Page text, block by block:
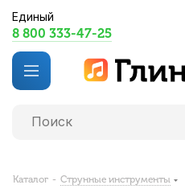
Единый
8 800 333-47-25
Каталог - Струнные инструменты